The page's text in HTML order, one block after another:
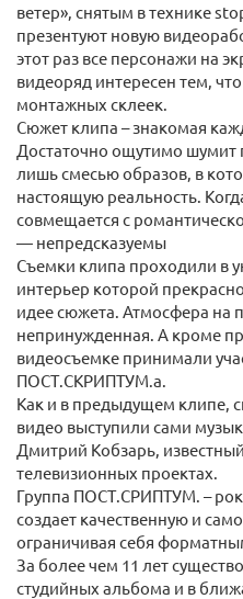
ветер», снятым в технике
презентуют новую
этот раз все персонажи на
видеоряд интересен тем,
монтажных склеек.
Сюжет клипа – знакомая
Достаточно ощутимо шумит
лишь смесью образов, в
настоящую реальность.
совмещается с
— непредсказуемы
Съемки клипа проходили в
интерьер которой
идее сюжета. Атмосфера на
непринужденная. А кроме
видеосъемке принимали
ПОСТ.СКРИПТУМ.а.
Как и в предыдущем клипе,
видео выступили сами
Дмитрий Кобзарь,
телевизионных проектах.
Группа ПОСТ.СРИПТУМ. –
создает качественную и
ограничивая себя
За более чем 11 лет
студийных альбома и в